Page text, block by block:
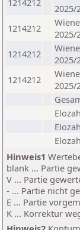
1214212
2025/
1214212
2025/
1214212
2025/
1214212
2025/
Hinweis1
blank ... Partie
V ... Partie
- ... Partie nicht
E ... Partie
K ... Korrektur